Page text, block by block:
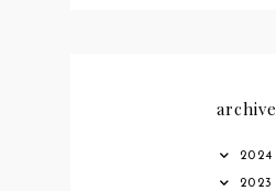
archive
2024
2023